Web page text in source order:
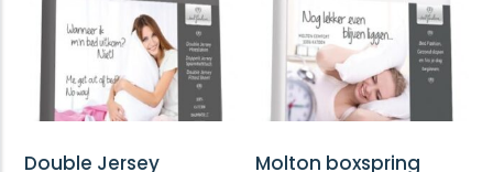
worden
op
de
productpagina
op
de
Double Jersey
Molton boxspring